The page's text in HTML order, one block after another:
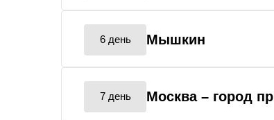
6 день Мышкин
7 день Москва – город